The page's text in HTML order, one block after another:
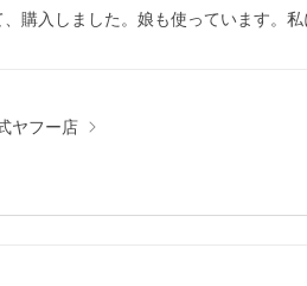
購入しました。娘も使っています。
ヤフー店